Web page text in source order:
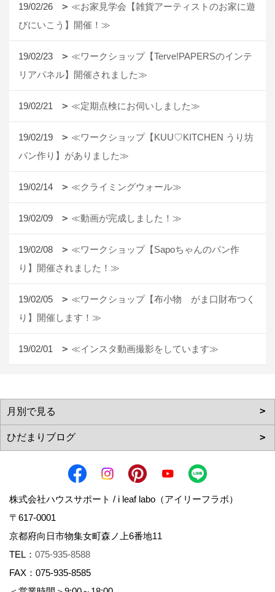
19/02/26
≪お家見学会【雑貨アーティストのお家に遊
びにいこう】開催！≫
19/02/23
≪ワークショップ【Terve!PAPERSのインテ
リアパネル】開催されました≫
19/02/21 ≪定期点検にお伺いしました≫
19/02/19
≪ワークショップ【KUU♡KITCHEN うり坊
パン作り】がありました≫
19/02/14 ≪クライミングウォール≫
19/02/09 ≪動画が完成しました！≫
19/02/08
≪ワークショップ【Sapoちゃんのパン作
り】開催されました！≫
19/02/05
≪ワークショップ【布小物 がま口財布つく
り】開催します！≫
19/02/01 ≪インスタ動画撮影をしています≫
株式会社ハウスサポート / i leaf labo（アイリーフラボ）
〒617-0001
京都府向日市物集女町森ノ上6番地11
TEL： 075-935-8588
FAX：075-935-8585